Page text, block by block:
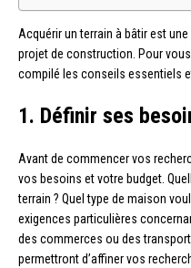
Acquérir un terrain à bâtir est
projet de construction. Pour
compilé les conseils essentiels
1. Définir ses
Avant de commencer vos
vos besoins et votre budget.
terrain ? Quel type de maison
exigences particulières
des commerces ou des
permettront d’affiner vos